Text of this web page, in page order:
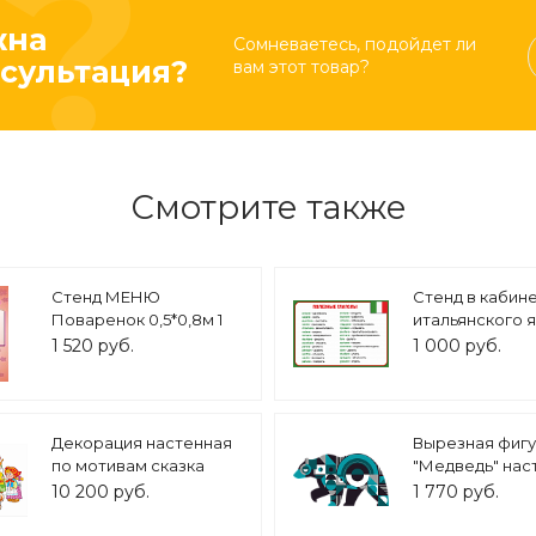
Сомневаетесь, подойдет ли
вам этот товар?
Смотрите также
Стенд МЕНЮ
Поваренок 0,5*0,8м 1
карман арт. 5682
1 520 руб.
Стенд в
итальянского
"Полезные
1 000 руб.
Декорация настенная
по мотивам сказка
"Репка", арт. ДЕК3160
10 200 руб.
Вырезная
"Медведь"
декорация
1 770 руб.